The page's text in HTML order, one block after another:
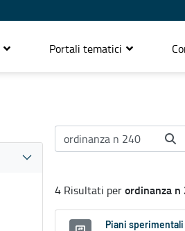
Portali tematici
4 Risultati perordinanza n
Piani